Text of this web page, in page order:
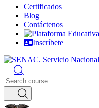
Certificados
Blog
Contáctenos
Inscríbete